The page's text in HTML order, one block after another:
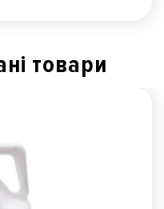
товари